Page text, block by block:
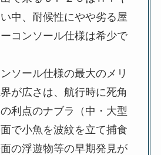
中、耐候性にやや劣る屋
コンソール仕様は希少で
ソール仕様の最大のメリ
が広さは、航行時に死角
利点のナブラ（中・大型
で小魚を波紋を立て捕食
の浮遊物等の早期発見が